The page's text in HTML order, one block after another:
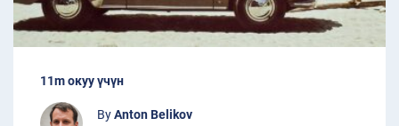
11m окуу үчүн
ByAnton Belikov